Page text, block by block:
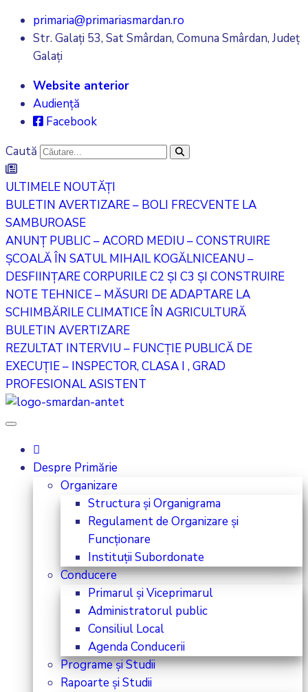
primaria@primariasmardan.ro
Str. Galați 53, Sat Smârdan, Comuna Smârdan, Județ
Galați
Website anterior
Audiență
Facebook
Caută
ULTIMELE NOUTĂȚI
BULETIN AVERTIZARE – BOLI FRECVENTE LA
SAMBUROASE
ANUNȚ PUBLIC – ACORD MEDIU – CONSTRUIRE
ȘCOALĂ ÎN SATUL MIHAIL KOGĂLNICEANU –
DESFIINȚARE CORPURILE C2 ȘI C3 ȘI CONSTRUIRE
NOTE TEHNICE – MĂSURI DE ADAPTARE LA
SCHIMBĂRILE CLIMATICE ÎN AGRICULTURĂ
BULETIN AVERTIZARE
REZULTAT INTERVIU – FUNCȚIE PUBLICĂ DE
EXECUȚIE – INSPECTOR, CLASA I , GRAD
PROFESIONAL ASISTENT
Despre Primărie
Organizare
Structura și Organigrama
Regulament de Organizare și
Funcționare
Instituții Subordonate
Conducere
Primarul și Viceprimarul
Administratorul public
Consiliul Local
Agenda Conducerii
Programe și Studii
Rapoarte și Studii